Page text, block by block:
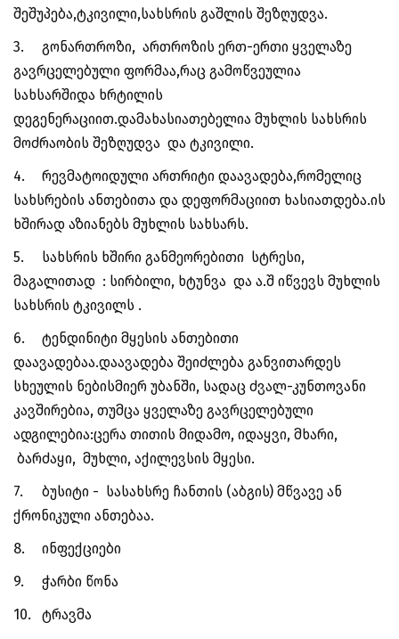
შეშუპება,ტკივილი,სახსრის გაშლის შეზღუდვა.
3.
გონართროზი, ართროზის ერთ-ერთი ყველაზე
გავრცელებული ფორმაა,რაც გამოწვეულია
სახსარშიდა ხრტილის
დეგენერაციით.დამახასიათებელია მუხლის სახსრის
მოძრაობის შეზღუდვა და ტკივილი.
4.
რევმატოიდული ართრიტი დაავადება,რომელიც
სახსრების ანთებითა და დეფორმაციით ხასიათდება.ის
ხშირად აზიანებს მუხლის სახსარს.
5.
სახსრის ხშირი განმეორებითი სტრესი,
მაგალითად : სირბილი, ხტუნვა და ა.შ იწვევს მუხლის
სახსრის ტკივილს .
6.
ტენდინიტი მყესის ანთებითი
დაავადებაა.დაავადება შეიძლება განვითარდეს
სხეულის ნებისმიერ უბანში, სადაც ძვალ-კუნთოვანი
კავშირებია, თუმცა ყველაზე გავრცელებული
ადგილებია:ცერა თითის მიდამო, იდაყვი, მხარი,
ბარძაყი, მუხლი, აქილევსის მყესი.
7.
ბუსიტი - სასახსრე ჩანთის (აბგის) მწვავე ან
ქრონიკული ანთებაა.
8.
ინფექციები
9.
ჭარბი წონა
10.
ტრავმა